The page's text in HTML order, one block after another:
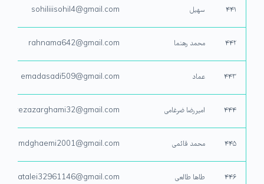
۴۴۱ سهیل sohiliiisohil4@gmail.com
۴۴۲ محمد رهنما rahnama642@gmail.com
۴۴۳ عماد emadasadi509@gmail.com
۴۴۴ امیررضا ضرغامی amirrezazarghami32@gmail.com
۴۴۵ محمد قائمی
۴۴۶ طاها طالعی tahatalei32961146@gmail.com